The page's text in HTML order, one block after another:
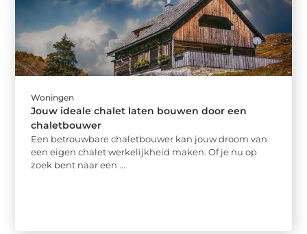
Woningen
Jouw ideale chalet laten bouwen door een
chaletbouwer
Een betrouwbare chaletbouwer kan jouw droom van
een eigen chalet werkelijkheid maken. Of je nu op
zoek bent naar een ...